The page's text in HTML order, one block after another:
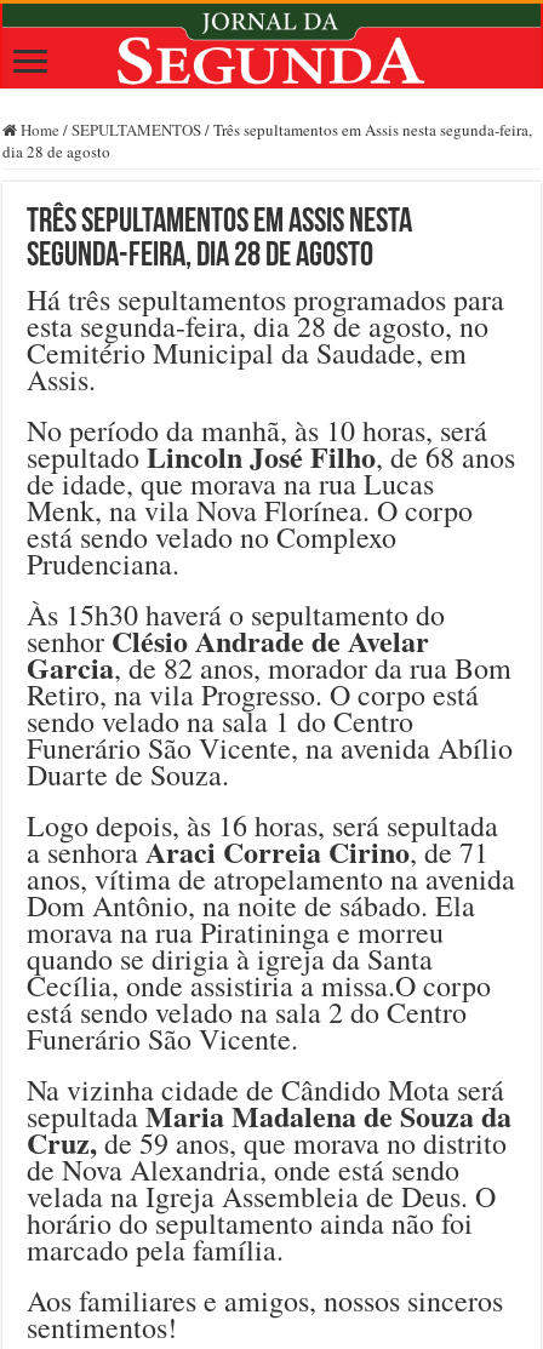
Home /SEPULTAMENTOS/Três sepultamentos em Assis nesta segunda-feira,
dia 28 de agosto
Três sepultamentos em Assis nesta
segunda-feira, dia 28 de agosto
Há três sepultamentos programados para
esta segunda-feira, dia 28 de agosto, no
Cemitério Municipal da Saudade, em
Assis.
No período da manhã, às 10 horas, será
sepultadoLincoln José Filho, de 68 anos
de idade, que morava na rua Lucas
Menk, na vila Nova Florínea. O corpo
está sendo velado no Complexo
Prudenciana.
Às 15h30 haverá o sepultamento do
senhor Clésio Andrade de Avelar
Garcia, de 82 anos, morador da rua Bom
Retiro, na vila Progresso. O corpo está
sendo velado na sala 1 do Centro
Funerário São Vicente, na avenida Abílio
Duarte de Souza.
Logo depois, às 16 horas, será sepultada
a senhoraAraci Correia Cirino, de 71
anos, vítima de atropelamento na avenida
Dom Antônio, na noite de sábado. Ela
morava na rua Piratininga e morreu
quando se dirigia à igreja da Santa
Cecília, onde assistiria a missa.O corpo
está sendo velado na sala 2 do Centro
Funerário São Vicente.
Na vizinha cidade de Cândido Mota será
sepultadaMaria Madalena de Souza da
Cruz,de 59 anos, que morava no distrito
de Nova Alexandria, onde está sendo
velada na Igreja Assembleia de Deus. O
horário do sepultamento ainda não foi
marcado pela família.
Aos familiares e amigos, nossos sinceros
sentimentos!